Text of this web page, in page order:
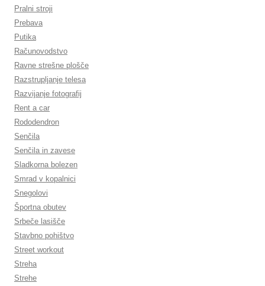
Pralni stroji
Prebava
Putika
Računovodstvo
Ravne strešne plošče
Razstrupljanje telesa
Razvijanje fotografij
Rent a car
Rododendron
Senčila
Senčila in zavese
Sladkorna bolezen
Smrad v kopalnici
Snegolovi
Športna obutev
Srbeče lasišče
Stavbno pohištvo
Street workout
Streha
Strehe